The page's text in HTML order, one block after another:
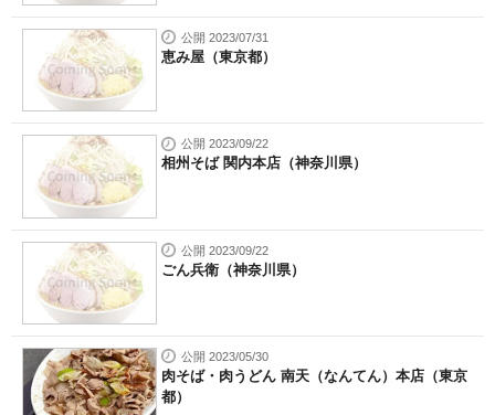
公開 2023/07/31
恵み屋（東京都）
公開 2023/09/22
相州そば 関内本店（神奈川県）
公開 2023/09/22
ごん兵衛（神奈川県）
公開 2023/05/30
肉そば・肉うどん 南天（なんてん）本店（東京
都）